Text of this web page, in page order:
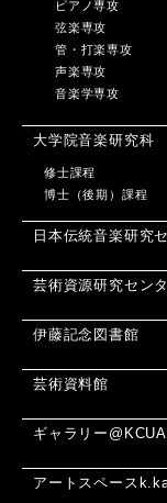
ピアノ専攻
弦楽専攻
管・打楽専攻
声楽専攻
音楽学専攻
大学院音楽研究科
修士課程
博士（後期）課程
日本伝統音楽研究
芸術資源研究セン
伊藤記念図書館
芸術資料館
ギャラリー@KCUA
アートスペース